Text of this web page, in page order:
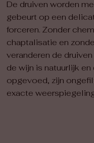
De druiven worden
gebeurt op een
forceren. Zonder
chaptalisatie en
veranderen de
de wijn is natuurlijk
opgevoed, zijn
exacte